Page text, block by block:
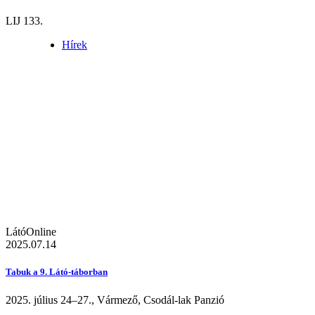
LIJ 133.
Hírek
LátóOnline
2025.07.14
Tabuk a 9. Látó-táborban
2025. július 24–27., Vármező, Csodál-lak Panzió